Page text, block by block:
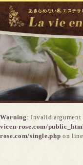
あきらめない私 エステ
Warning : Invalid
vieen-rose.com/
rose.com/single.php on